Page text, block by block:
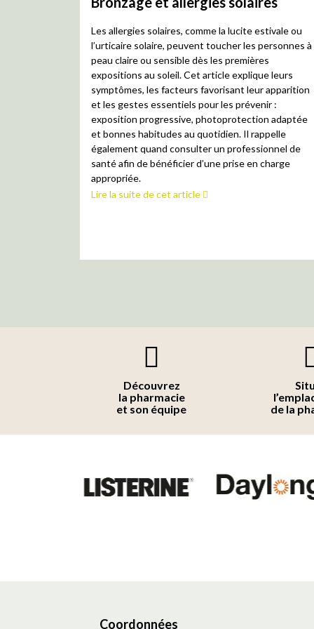
Les allergies solaires, comme la lucite estivale ou
l’urticaire solaire, peuvent toucher les personnes à
peau claire ou sensible dès les premières
expositions au soleil. Cet article explique leurs
symptômes, les facteurs favorisant leur apparition
et les gestes essentiels pour les prévenir :
exposition progressive, photoprotection adaptée
et bonnes habitudes au quotidien. Il rappelle
également quand consulter un professionnel de
santé afin de bénéficier d’une prise en charge
appropriée.
Lire la suite de cet article
Découvrez
la pharmacie
et son équipe
de la
Coordonnées